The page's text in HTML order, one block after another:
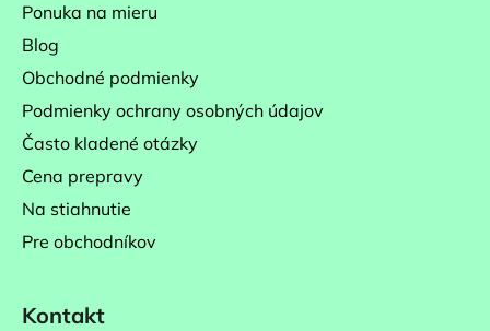
Ponuka na mieru
Blog
Obchodné podmienky
Podmienky ochrany osobných údajov
Často kladené otázky
Cena prepravy
Na stiahnutie
Pre obchodníkov
Kontakt